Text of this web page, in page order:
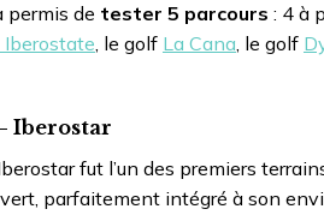
permis de tester 5 parcours : 4 à
Iberostate, le golf La Cana, le golf
Iberostar
fut l’un des premiers
parfaitement intégré à son